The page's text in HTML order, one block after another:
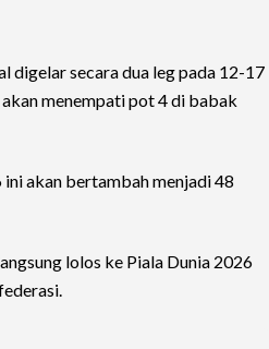
digelar secara dua leg pada 12-17
menempati pot 4 di babak
akan bertambah menjadi 48
lolos ke Piala Dunia 2026